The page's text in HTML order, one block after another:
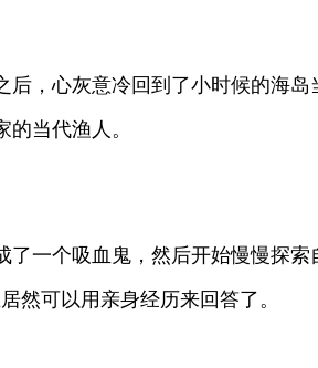
，心灰意冷回到了小时候的海
当代渔人。
一个吸血鬼，然后开始慢慢探
然可以用亲身经历来回答了。